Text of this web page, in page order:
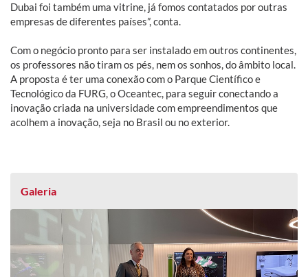
Dubai foi também uma vitrine, já fomos contatados por outras
empresas de diferentes países”, conta.
Com o negócio pronto para ser instalado em outros continentes,
os professores não tiram os pés, nem os sonhos, do âmbito local.
A proposta é ter uma conexão com o Parque Científico e
Tecnológico da FURG, o Oceantec, para seguir conectando a
inovação criada na universidade com empreendimentos que
acolhem a inovação, seja no Brasil ou no exterior.
Galeria